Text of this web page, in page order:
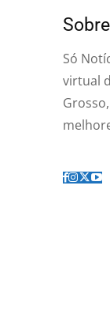
Sobre
Só
virtual